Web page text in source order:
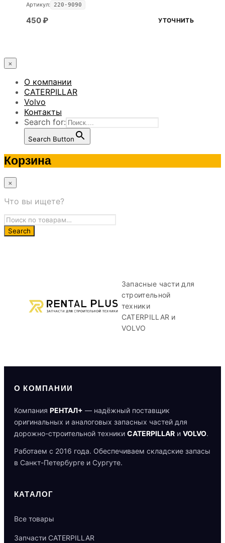
Артикул: 220-9090
450₽ УТОЧНИТЬ
×
О компании
CATERPILLAR
Volvo
Контакты
Search for:
Search Button
Корзина
×
Что вы ищете?
Запасные части для
строительной
техники
CATERPILLAR и
VOLVO
О КОМПАНИИ
Компания РЕНТАЛ+ — надёжный поставщик
оригинальных и аналоговых запасных частей для
дорожно-строительной техники CATERPILLAR и VOLVO.
Работаем с 2016 года. Обеспечиваем складские запасы
в Санкт-Петербурге и Сургуте.
КАТАЛОГ
Все товары
Запчасти CATERPILLAR